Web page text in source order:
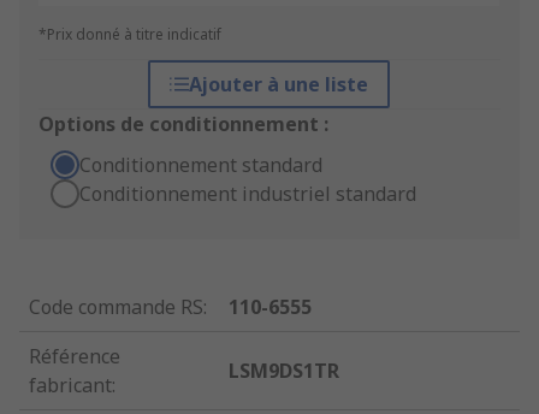
*Prix donné à titre indicatif
Ajouter à une liste
Options de conditionnement :
Conditionnement standard
Conditionnement industriel standard
Code commande RS:
110-6555
Référence
fabricant:
LSM9DS1TR